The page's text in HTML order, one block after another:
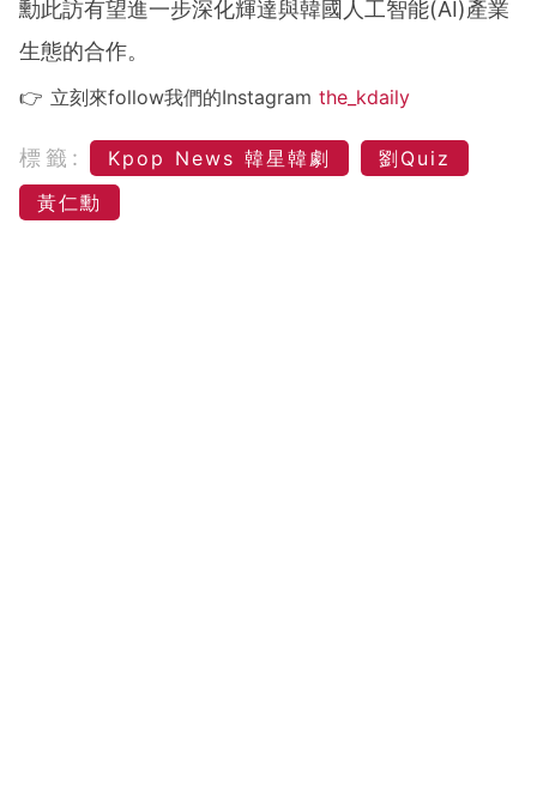
勳此訪有望進一步深化輝達與韓國人工智能(AI)產業
生態的合作。
👉 立刻來follow我們的Instagram the_kdaily
標籤: Kpop News 韓星韓劇
劉Quiz
黃仁勳